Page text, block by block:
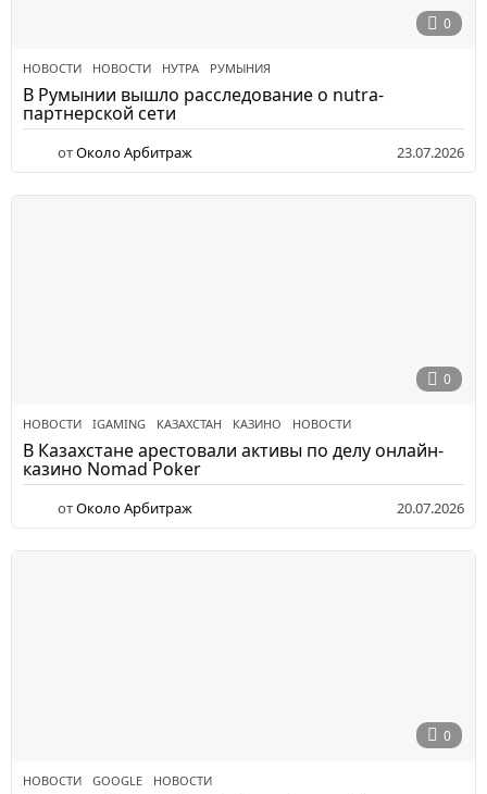
0
НОВОСТИ НОВОСТИ ,НУТРА ,РУМЫНИЯ
В Румынии вышло расследование о nutra-
партнерской сети
отОколо Арбитраж 23.07.2026
0
НОВОСТИ IGAMING ,КАЗАХСТАН ,КАЗИНО ,НОВОСТИ
В Казахстане арестовали активы по делу онлайн-
казино Nomad Poker
отОколо Арбитраж 20.07.2026
0
НОВОСТИ GOOGLE ,НОВОСТИ